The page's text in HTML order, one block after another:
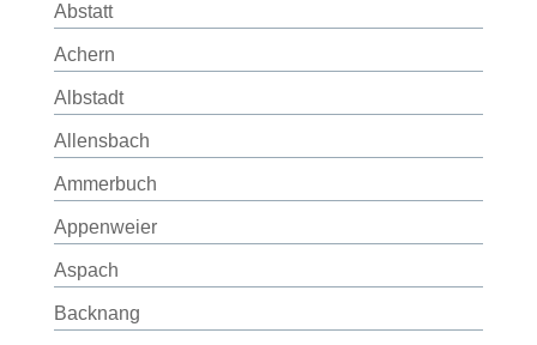
Abstatt
Achern
Albstadt
Allensbach
Ammerbuch
Appenweier
Aspach
Backnang